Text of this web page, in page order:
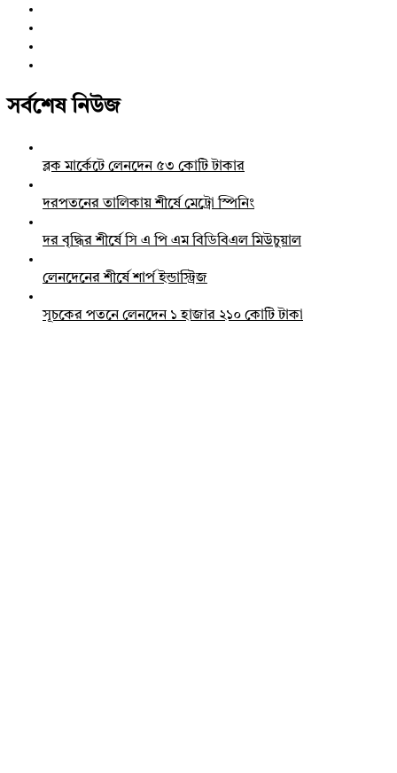
সর্বশেষ নিউজ
ব্লক মার্কেটে লেনদেন ৫৩ কোটি টাকার
দরপতনের তালিকায় শীর্ষে মেট্রো স্পিনিং
দর বৃদ্ধির শীর্ষে সি এ পি এম বিডিবিএল মিউচুয়াল
লেনদেনের শীর্ষে শার্প ইন্ডাস্ট্রিজ
সূচকের পতনে লেনদেন ১ হাজার ২১০ কোটি টাকা